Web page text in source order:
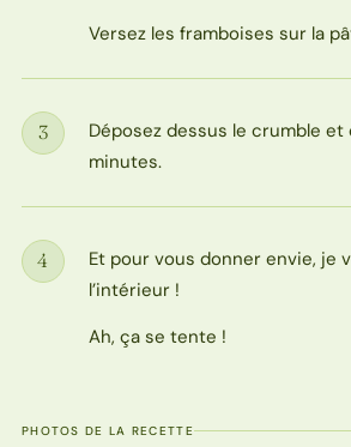
Versez les framboises sur la
Étape
3
Déposez dessus le crumble
minutes.
Étape
4
Et pour vous donner envie, je
l’intérieur !
Ah, ça se tente !
PHOTOS DE LA RECETTE